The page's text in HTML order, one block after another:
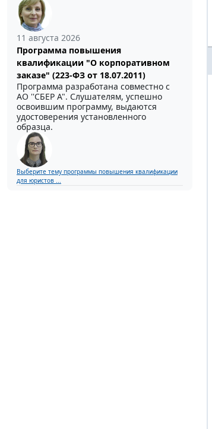
11 августа 2026
Программа повышения
квалификации "О корпоративном
заказе" (223-ФЗ от 18.07.2011)
Программа разработана совместно с
АО ''СБЕР А". Слушателям, успешно
освоившим программу, выдаются
удостоверения установленного
образца.
Выберите тему программы повышения квалификации
для юристов ...